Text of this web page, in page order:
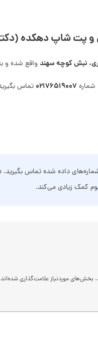
و پت شاپ دهکده
نبش کوچه سهندواقع شده و
شماره ۰۲۱۷۶۵۱۹۰۰۷تماس
شماره‌های داده شده تماس
کمک زیادی می‌کند.
بخش‌های موردنیاز علامت‌گذاری شده‌اند